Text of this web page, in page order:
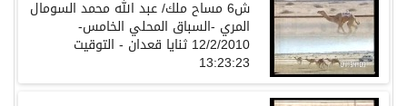
ش6 مساح ملك/ عبد الله محمد السومال
المري -السباق المحلي الخامس-
12/2/2010 ثنايا قعدان - التوقيت
13:23:23